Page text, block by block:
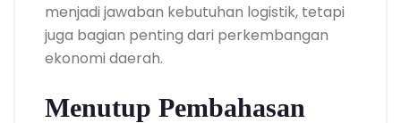
menjadi jawaban kebutuhan logistik, tetapi
juga bagian penting dari perkembangan
ekonomi daerah.
Menutup Pembahasan